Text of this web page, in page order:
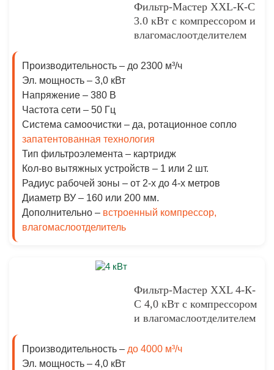
Фильтр-Мастер XXL-К-С
3.0 кВт с компрессором и
влагомаслоотделителем
Производительность – до 2300 м³/ч
Эл. мощность – 3,0 кВт
Напряжение – 380 В
Частота сети – 50 Гц
Система самоочистки – да, ротационное сопло
запатентованная технология
Тип фильтроэлемента – картридж
Кол-во вытяжных устройств – 1 или 2 шт.
Радиус рабочей зоны – от 2-х до 4-х метров
Диаметр ВУ – 160 или 200 мм.
Дополнительно – встроенный компрессор,
влагомаслоотделитель
Фильтр-Мастер XXL 4-К-
С 4,0 кВт с компрессором
и влагомаслоотделителем
Производительность – до 4000 м³/ч
Эл. мощность – 4,0 кВт